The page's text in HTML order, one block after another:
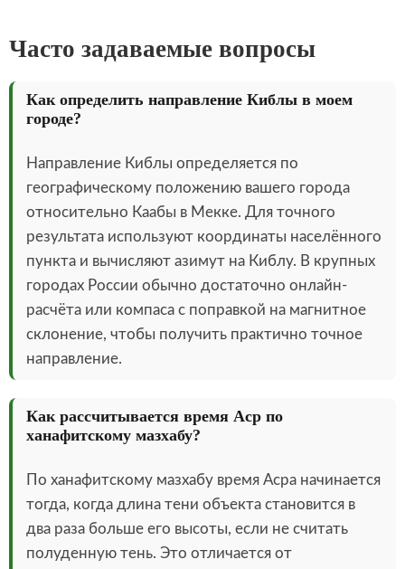
Часто задаваемые вопросы
Как определить направление Киблы в моем
городе?
Направление Киблы определяется по
географическому положению вашего города
относительно Каабы в Мекке. Для точного
результата используют координаты населённого
пункта и вычисляют азимут на Киблу. В крупных
городах России обычно достаточно онлайн-
расчёта или компаса с поправкой на магнитное
склонение, чтобы получить практично точное
направление.
Как рассчитывается время Аср по
ханафитскому мазхабу?
По ханафитскому мазхабу время Асра начинается
тогда, когда длина тени объекта становится в
два раза больше его высоты, если не считать
полуденную тень. Это отличается от